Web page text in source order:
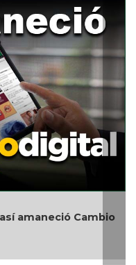
México: la última